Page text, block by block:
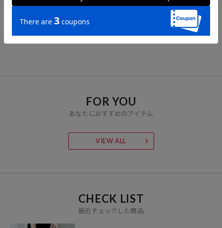
FREAK'S STORE
メイドスカート
FREAK'S STORE
ス スカート パンツセット
FREAK'S STORE
【セットアイテム】フラ
ワー レースレギンス スカ
65%OFF
FOR YOU
あなたにおすすめのアイテム
VIEW ALL
CHECK LIST
最近チェックした商品